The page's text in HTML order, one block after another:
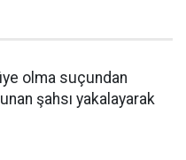
olma suçundan
şahsı yakalayarak